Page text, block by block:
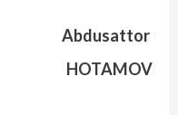
Abdusattor
HOTAMOV